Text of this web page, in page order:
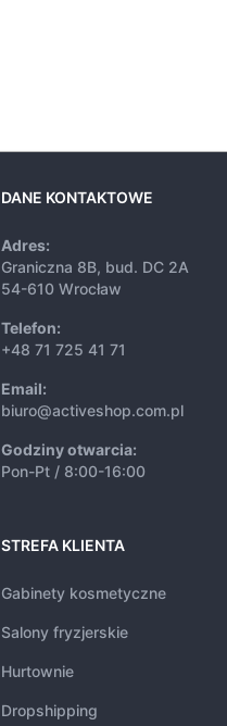
DANE KONTAKTOWE
Adres:
Graniczna 8B, bud. DC 2A
54-610 Wrocław
Telefon:
+48 71 725 41 71
Email:
biuro@activeshop.com.pl
Godziny otwarcia:
Pon-Pt / 8:00-16:00
STREFA KLIENTA
Gabinety kosmetyczne
Salony fryzjerskie
Hurtownie
Dropshipping